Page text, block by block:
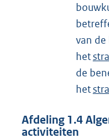
van
het
de
het
Afdeling 1.4
activiteiten